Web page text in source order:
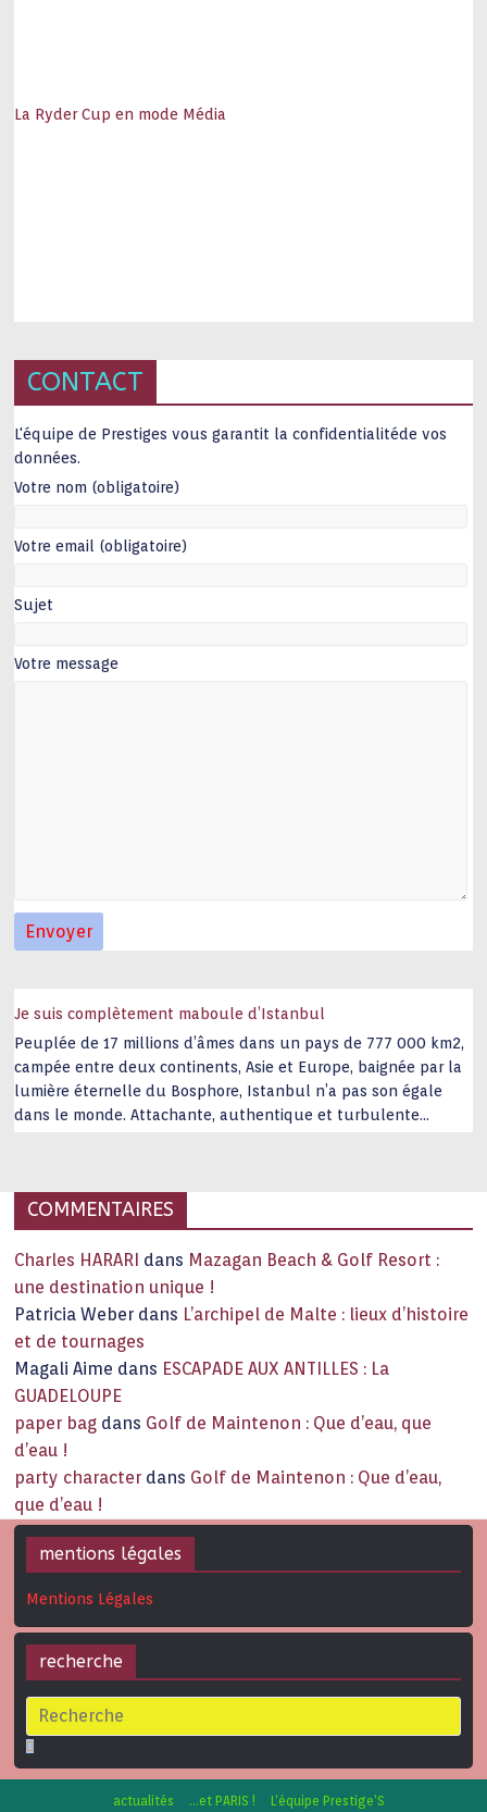
La Ryder Cup en mode Média
CONTACT
L'équipe de Prestiges vous garantit la confidentialitéde vos
données.
Votre nom (obligatoire)
Votre email (obligatoire)
Sujet
Votre message
Je suis complètement maboule d’Istanbul
Peuplée de 17 millions d’âmes dans un pays de 777 000 km2,
campée entre deux continents, Asie et Europe, baignée par la
lumière éternelle du Bosphore, Istanbul n’a pas son égale
dans le monde. Attachante, authentique et turbulente
COMMENTAIRES
Charles HARARI dans Mazagan Beach & Golf Resort :
une destination unique !
Patricia Weber dans L’archipel de Malte : lieux d’histoire
et de tournages
Magali Aime dans ESCAPADE AUX ANTILLES : La
GUADELOUPE
paper bag dans Golf de Maintenon : Que d’eau, que
d’eau !
party character dans Golf de Maintenon : Que d’eau,
que d’eau !
mentions légales
Mentions Légales
recherche
actualités …et PARIS ! L’équipe Prestige’S